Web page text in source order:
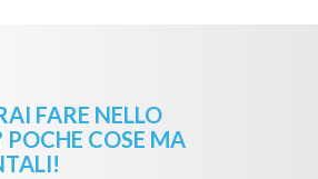
FARE NELLO
POCHE COSE MA